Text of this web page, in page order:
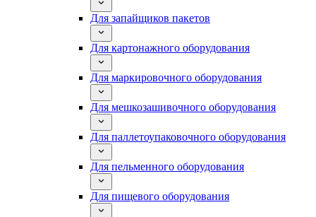
Для запайщиков пакетов
Для картонажного оборудования
Для маркировочного оборудования
Для мешкозашивочного оборудования
Для паллетоупаковочного оборудования
Для пельменного оборудования
Для пищевого оборудования